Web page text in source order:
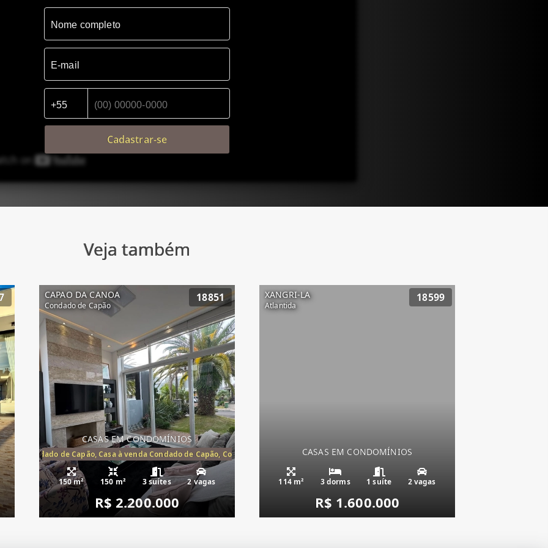
Cadastrar-se
Veja também
CAPAO DA CANOA
Condado de Capão
18851
CASAS EM CONDOMÍNIOS
Condado de Capão, Casa à venda Condado de Capão, Condomínio Condado de Capão,
150 m² 150 m² 3 suítes 2 vagas
R$ 2.200.000
XANGRI-LA
Atlantida
18599
CASAS EM CONDOMÍNIOS
114 m² 3 dorms 1 suíte 2 vagas
R$ 1.600.000